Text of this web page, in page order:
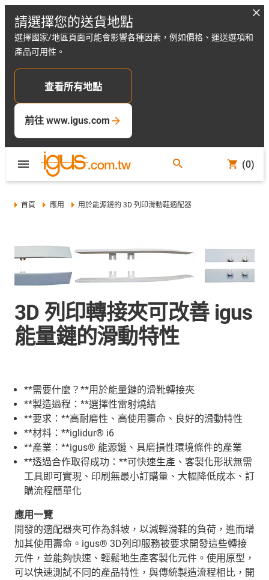
請選擇您的送貨地點
選擇國家/地區頁面可能會影響各種因素，例如價格、運送選項和
產品可用性。
查看所有地點
前往 www.igus.com
(0)
首頁 應用 用於能源鏈的 3D 列印滑動鞋適配器
3D 列印轉接夾可改善 igus
能量鏈的滑動特性
**需要什麼？**用於能量鏈的滑靴轉接夾
**製造過程：**選擇性雷射燒結
**要求：**高耐磨性、高使用壽命、良好的滑動特性
**材料：**iglidur® i6
**產業：**igus® 能源鏈、具磨損性環境條件的產業
**透過合作取得成功：**可快速生產、客製化形狀無需
工具即可實現、印刷無最小訂購量、大幅降低成本、訂
購流程簡單化
應用一覽
開發的適配器夾可作為斜坡，以減輕滑鞋的負荷，進而增
加其使用壽命。igus® 3D列印服務被要求開發這些轉接
元件，並能夠快速、輕鬆地生產客製化元件。使用原型，
可以快速測試不同的產品特性，與傳統製造流程相比，開